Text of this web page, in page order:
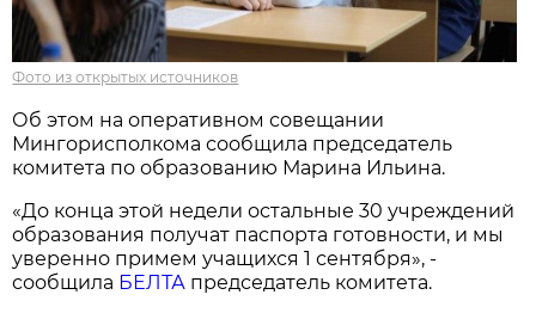
Фото из открытых источников
Об этом на оперативном совещании
Мингорисполкома сообщила председатель
комитета по образованию Марина Ильина.
«До конца этой недели остальные 30 учреждений
образования получат паспорта готовности, и мы
уверенно примем учащихся 1 сентября», -
сообщила БЕЛТА председатель комитета.